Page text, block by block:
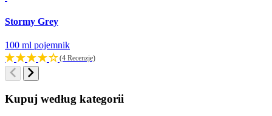
Stormy Grey
100 ml pojemnik
(4 Recenzje)
Kupuj według kategorii